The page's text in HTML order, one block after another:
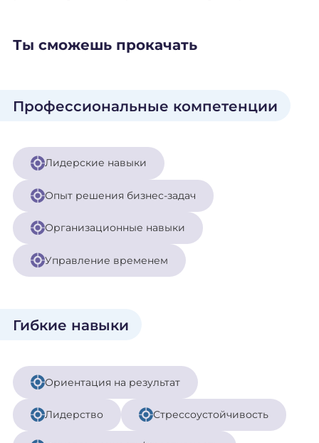
Ты сможешь прокачать
Профессиональные компетенции
Лидерские навыки
Опыт решения бизнес-задач
Организационные навыки
Управление временем
Гибкие навыки
Ориентация на результат
Лидерство Стрессоустойчивость